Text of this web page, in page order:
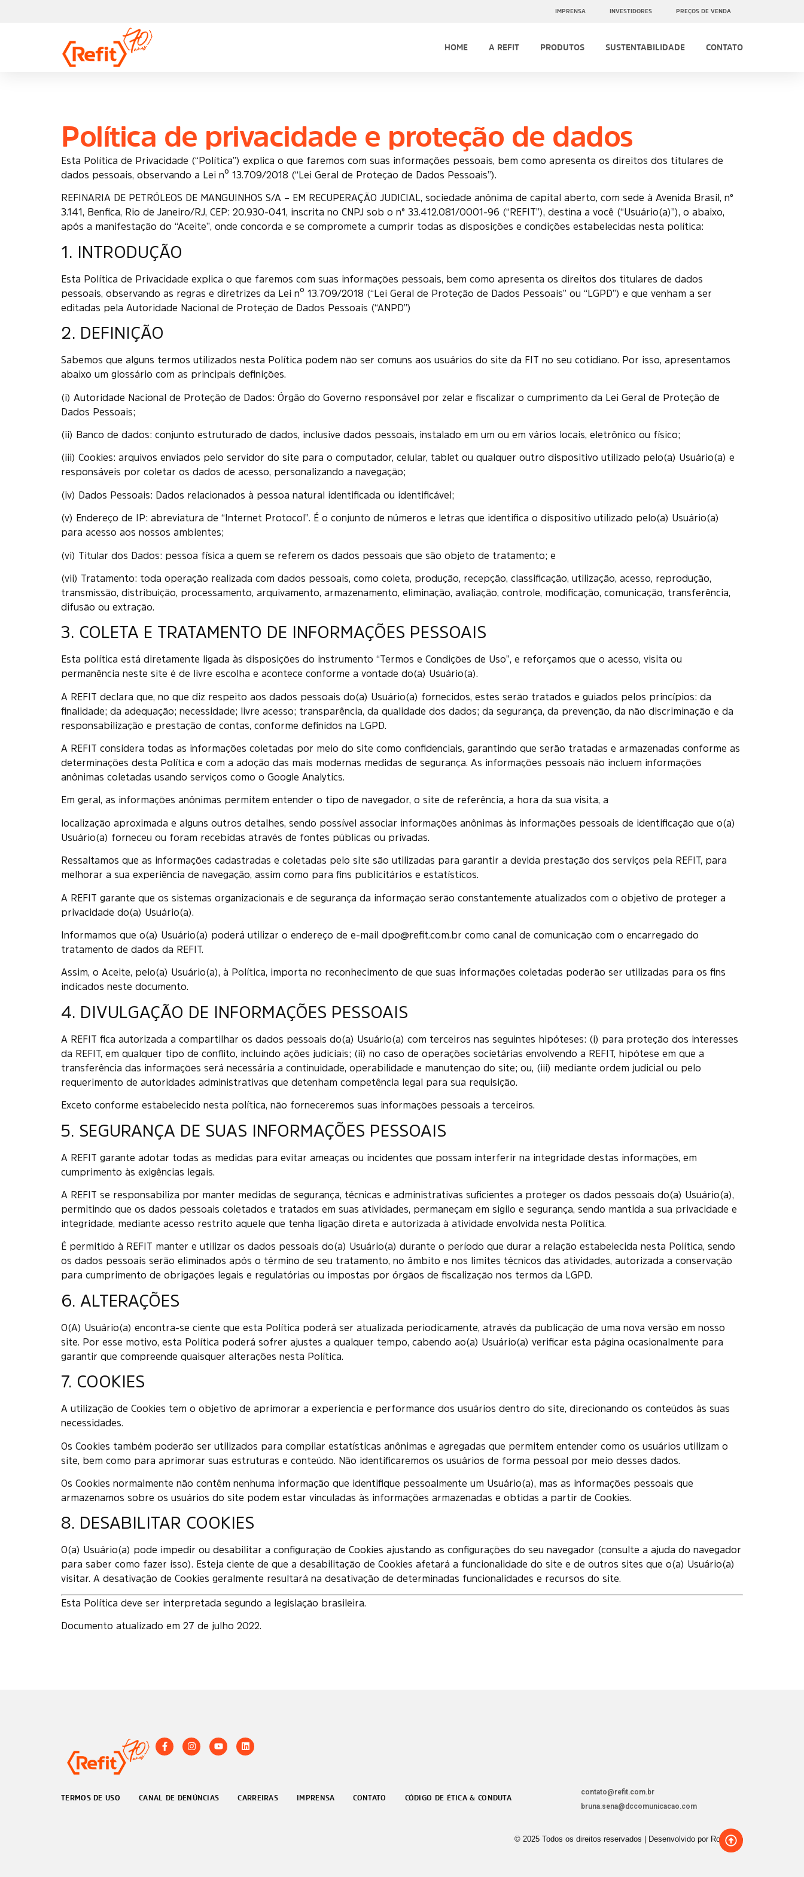
IMPRENSA INVESTIDORES PREÇOS DE VENDA
HOME A REFIT PRODUTOS SUSTENTABILIDADE CONTATO
Política de privacidade e proteção de dados
Esta Política de Privacidade (“Política”) explica o que faremos com suas informações pessoais, bem como apresenta os direitos dos titulares de
dados pessoais, observando a Lei nº 13.709/2018 (“Lei Geral de Proteção de Dados Pessoais”).
REFINARIA DE PETRÓLEOS DE MANGUINHOS S/A – EM RECUPERAÇÃO JUDICIAL, sociedade anônima de capital aberto, com sede à Avenida Brasil, n°
3.141, Benfica, Rio de Janeiro/RJ, CEP: 20.930-041, inscrita no CNPJ sob o n° 33.412.081/0001-96 (“REFIT”), destina a você (“Usuário(a)”), o abaixo,
após a manifestação do “Aceite”, onde concorda e se compromete a cumprir todas as disposições e condições estabelecidas nesta política:
1. INTRODUÇÃO
Esta Política de Privacidade explica o que faremos com suas informações pessoais, bem como apresenta os direitos dos titulares de dados
pessoais, observando as regras e diretrizes da Lei nº 13.709/2018 (“Lei Geral de Proteção de Dados Pessoais” ou “LGPD”) e que venham a ser
editadas pela Autoridade Nacional de Proteção de Dados Pessoais (“ANPD”)
2. DEFINIÇÃO
Sabemos que alguns termos utilizados nesta Política podem não ser comuns aos usuários do site da FIT no seu cotidiano. Por isso, apresentamos
abaixo um glossário com as principais definições.
(i) Autoridade Nacional de Proteção de Dados: Órgão do Governo responsável por zelar e fiscalizar o cumprimento da Lei Geral de Proteção de
Dados Pessoais;
(ii) Banco de dados: conjunto estruturado de dados, inclusive dados pessoais, instalado em um ou em vários locais, eletrônico ou físico;
(iii) Cookies: arquivos enviados pelo servidor do site para o computador, celular, tablet ou qualquer outro dispositivo utilizado pelo(a) Usuário(a) e
responsáveis por coletar os dados de acesso, personalizando a navegação;
(iv) Dados Pessoais: Dados relacionados à pessoa natural identificada ou identificável;
(v) Endereço de IP: abreviatura de “Internet Protocol”. É o conjunto de números e letras que identifica o dispositivo utilizado pelo(a) Usuário(a)
para acesso aos nossos ambientes;
(vi) Titular dos Dados: pessoa física a quem se referem os dados pessoais que são objeto de tratamento; e
(vii) Tratamento: toda operação realizada com dados pessoais, como coleta, produção, recepção, classificação, utilização, acesso, reprodução,
transmissão, distribuição, processamento, arquivamento, armazenamento, eliminação, avaliação, controle, modificação, comunicação, transferência,
difusão ou extração.
3. COLETA E TRATAMENTO DE INFORMAÇÕES PESSOAIS
Esta política está diretamente ligada às disposições do instrumento “Termos e Condições de Uso”, e reforçamos que o acesso, visita ou
permanência neste site é de livre escolha e acontece conforme a vontade do(a) Usuário(a).
A REFIT declara que, no que diz respeito aos dados pessoais do(a) Usuário(a) fornecidos, estes serão tratados e guiados pelos princípios: da
finalidade; da adequação; necessidade; livre acesso; transparência, da qualidade dos dados; da segurança, da prevenção, da não discriminação e da
responsabilização e prestação de contas, conforme definidos na LGPD.
A REFIT considera todas as informações coletadas por meio do site como confidenciais, garantindo que serão tratadas e armazenadas conforme as
determinações desta Política e com a adoção das mais modernas medidas de segurança. As informações pessoais não incluem informações
anônimas coletadas usando serviços como o Google Analytics.
Em geral, as informações anônimas permitem entender o tipo de navegador, o site de referência, a hora da sua visita, a
localização aproximada e alguns outros detalhes, sendo possível associar informações anônimas às informações pessoais de identificação que o(a)
Usuário(a) forneceu ou foram recebidas através de fontes públicas ou privadas.
Ressaltamos que as informações cadastradas e coletadas pelo site são utilizadas para garantir a devida prestação dos serviços pela REFIT, para
melhorar a sua experiência de navegação, assim como para fins publicitários e estatísticos.
A REFIT garante que os sistemas organizacionais e de segurança da informação serão constantemente atualizados com o objetivo de proteger a
privacidade do(a) Usuário(a).
Informamos que o(a) Usuário(a) poderá utilizar o endereço de e-mail dpo@refit.com.br como canal de comunicação com o encarregado do
tratamento de dados da REFIT.
Assim, o Aceite, pelo(a) Usuário(a), à Política, importa no reconhecimento de que suas informações coletadas poderão ser utilizadas para os fins
indicados neste documento.
4. DIVULGAÇÃO DE INFORMAÇÕES PESSOAIS
A REFIT fica autorizada a compartilhar os dados pessoais do(a) Usuário(a) com terceiros nas seguintes hipóteses: (i) para proteção dos interesses
da REFIT, em qualquer tipo de conflito, incluindo ações judiciais; (ii) no caso de operações societárias envolvendo a REFIT, hipótese em que a
transferência das informações será necessária a continuidade, operabilidade e manutenção do site; ou, (iii) mediante ordem judicial ou pelo
requerimento de autoridades administrativas que detenham competência legal para sua requisição.
Exceto conforme estabelecido nesta política, não forneceremos suas informações pessoais a terceiros.
5. SEGURANÇA DE SUAS INFORMAÇÕES PESSOAIS
A REFIT garante adotar todas as medidas para evitar ameaças ou incidentes que possam interferir na integridade destas informações, em
cumprimento às exigências legais.
A REFIT se responsabiliza por manter medidas de segurança, técnicas e administrativas suficientes a proteger os dados pessoais do(a) Usuário(a),
permitindo que os dados pessoais coletados e tratados em suas atividades, permaneçam em sigilo e segurança, sendo mantida a sua privacidade e
integridade, mediante acesso restrito aquele que tenha ligação direta e autorizada à atividade envolvida nesta Política.
É permitido à REFIT manter e utilizar os dados pessoais do(a) Usuário(a) durante o período que durar a relação estabelecida nesta Política, sendo
os dados pessoais serão eliminados após o término de seu tratamento, no âmbito e nos limites técnicos das atividades, autorizada a conservação
para cumprimento de obrigações legais e regulatórias ou impostas por órgãos de fiscalização nos termos da LGPD.
6. ALTERAÇÕES
O(A) Usuário(a) encontra-se ciente que esta Política poderá ser atualizada periodicamente, através da publicação de uma nova versão em nosso
site. Por esse motivo, esta Política poderá sofrer ajustes a qualquer tempo, cabendo ao(a) Usuário(a) verificar esta página ocasionalmente para
garantir que compreende quaisquer alterações nesta Política.
7. COOKIES
A utilização de Cookies tem o objetivo de aprimorar a experiencia e performance dos usuários dentro do site, direcionando os conteúdos às suas
necessidades.
Os Cookies também poderão ser utilizados para compilar estatísticas anônimas e agregadas que permitem entender como os usuários utilizam o
site, bem como para aprimorar suas estruturas e conteúdo. Não identificaremos os usuários de forma pessoal por meio desses dados.
Os Cookies normalmente não contêm nenhuma informação que identifique pessoalmente um Usuário(a), mas as informações pessoais que
armazenamos sobre os usuários do site podem estar vinculadas às informações armazenadas e obtidas a partir de Cookies.
8. DESABILITAR COOKIES
O(a) Usuário(a) pode impedir ou desabilitar a configuração de Cookies ajustando as configurações do seu navegador (consulte a ajuda do navegador
para saber como fazer isso). Esteja ciente de que a desabilitação de Cookies afetará a funcionalidade do site e de outros sites que o(a) Usuário(a)
visitar. A desativação de Cookies geralmente resultará na desativação de determinadas funcionalidades e recursos do site.
Esta Política deve ser interpretada segundo a legislação brasileira.
Documento atualizado em 27 de julho 2022.
TERMOS DE USO CANAL DE DENÚNCIAS CARREIRAS IMPRENSA CONTATO CÓDIGO DE ÉTICA & CONDUTA
contato@refit.com.br
bruna.sena@dccomunicacao.com
© 2025 Todos os direitos reservados | Desenvolvido por Roar Hub